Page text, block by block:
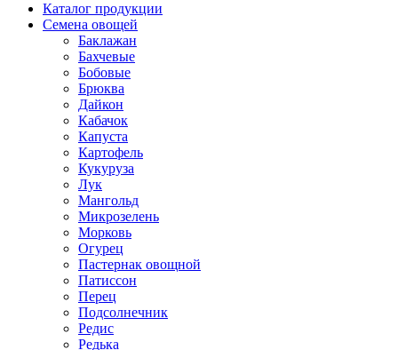
Каталог продукции
Семена овощей
Баклажан
Бахчевые
Бобовые
Брюква
Дайкон
Кабачок
Капуста
Картофель
Кукуруза
Лук
Мангольд
Микрозелень
Морковь
Огурец
Пастернак овощной
Патиссон
Перец
Подсолнечник
Редис
Редька